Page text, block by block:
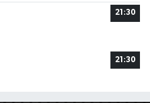
21:30
21:30